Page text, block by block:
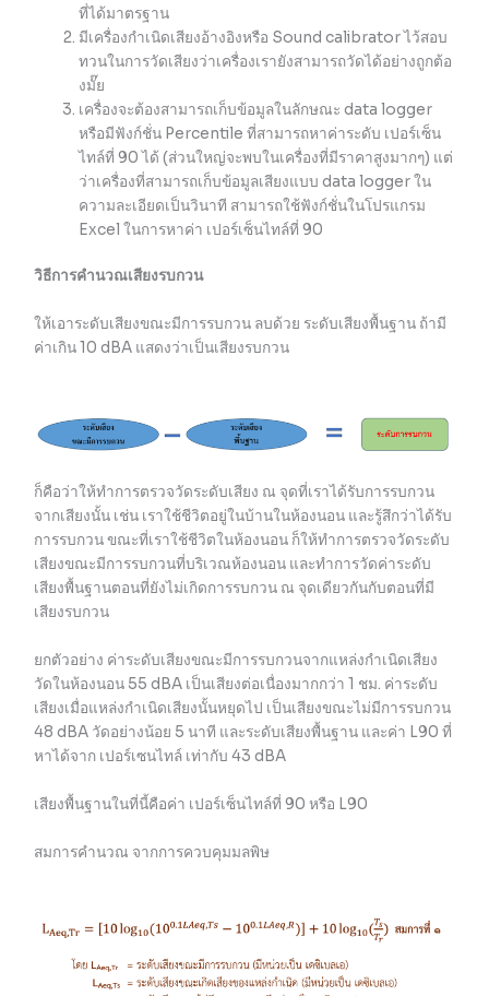
ที่ได้มาตรฐาน
มีเครื่องกำเนิดเสียงอ้างอิงหรือ Sound calibrator ไว้สอบ
ทวนในการวัดเสียงว่าเครื่องเรายังสามารถวัดได้อย่างถูกต้อ
งมั๊ย
เครื่องจะต้องสามารถเก็บข้อมูลในลักษณะ data logger
หรือมีฟังก์ชั่น Percentile ที่สามารถหาค่าระดับ เปอร์เซ็น
ไทล์ที่ 90 ได้ (ส่วนใหญ่จะพบในเครื่องที่มีราคาสูงมากๆ) แต่
ว่าเครื่องที่สามารถเก็บข้อมูลเสียงแบบ data logger ใน
ความละเอียดเป็นวินาที สามารถใช้ฟังก์ชั่นในโปรแกรม
Excel ในการหาค่า เปอร์เซ็นไทล์ที่ 90
วิธีการคำนวณเสียงรบกวน
ให้เอาระดับเสียงขณะมีการรบกวน ลบด้วย ระดับเสียงพื้นฐาน ถ้ามี
ค่าเกิน 10 dBA แสดงว่าเป็นเสียงรบกวน
ก็คือว่าให้ทำการตรวจวัดระดับเสียง ณ จุดที่เราได้รับการรบกวน
จากเสียงนั้น เช่น เราใช้ชีวิตอยู่ในบ้านในห้องนอน และรู้สึกว่าได้รับ
การรบกวน ขณะที่เราใช้ชีวิตในห้องนอน ก็ให้ทำการตรวจวัดระดับ
เสียงขณะมีการรบกวนที่บริเวณห้องนอน และทำการวัดค่าระดับ
เสียงพื้นฐานตอนที่ยังไม่เกิดการรบกวน ณ จุดเดียวกันกับตอนที่มี
เสียงรบกวน
ยกตัวอย่าง ค่าระดับเสียงขณะมีการรบกวนจากแหล่งกำเนิดเสียง
วัดในห้องนอน 55 dBA เป็นเสียงต่อเนื่องมากกว่า 1 ชม. ค่าระดับ
เสียงเมื่อแหล่งกำเนิดเสียงนั้นหยุดไป เป็นเสียงขณะไม่มีการรบกวน
48 dBA วัดอย่างน้อย 5 นาที และระดับเสียงพื้นฐาน และค่า L90 ที่
หาได้จาก เปอร์เซนไทล์ เท่ากับ 43 dBA
เสียงพื้นฐานในที่นี้คือค่า เปอร์เซ็นไทล์ที่ 90 หรือ L90
สมการคำนวณ จากการควบคุมมลพิษ